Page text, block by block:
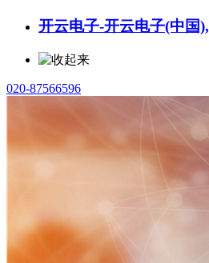
开云电子-开云电子(中国),
020-87566596